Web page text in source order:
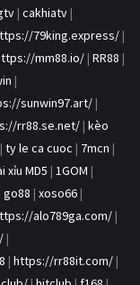
| cakhiatv |
79king.express/ |
mm88.io/ | RR88 |
|
sunwin97.art/ |
rr88.se.net/ | kèo
| ty le ca cuoc | 7mcn |
xỉu MD5 | 1GOM |
go88 | xoso66 |
alo789ga.com/ |
|
| https://rr88it.com/ |